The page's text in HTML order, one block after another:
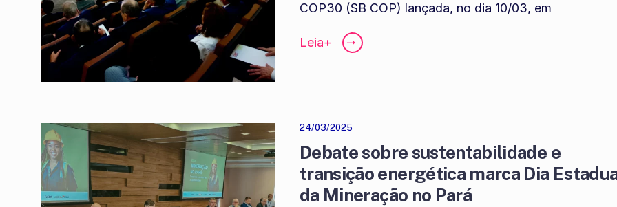
COP30 (SB COP) lançada, no dia 10/03, em
Leia+ ➝
24/03/2025
Debate sobre sustentabilidade e
transição energética marca Dia
da Mineração no Pará